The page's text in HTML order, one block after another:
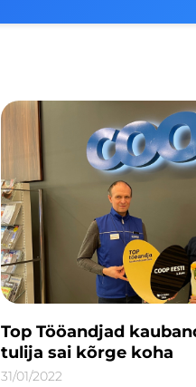
Top Tööandjad
tulija sai kõrge koha
31/01/2022